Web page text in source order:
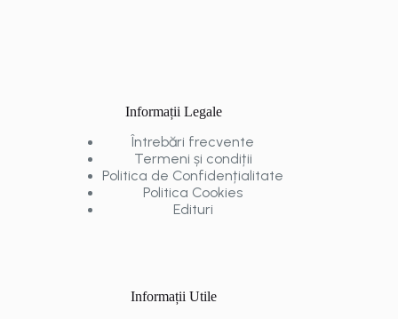
Informații Legale
Întrebări frecvente
Termeni și condiții
Politica de Confidențialitate
Politica Cookies
Edituri
Informații Utile